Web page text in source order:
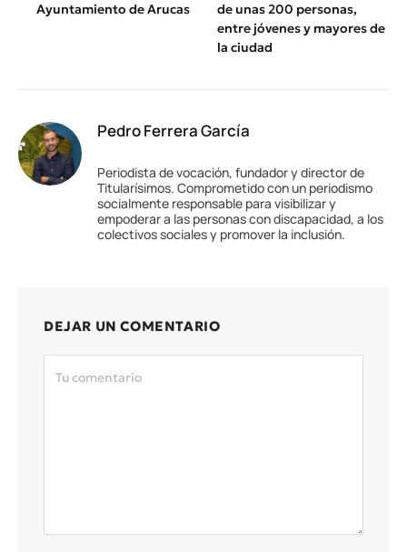
Ayuntamiento de Arucas
de unas 200 personas,
entre jóvenes y mayores de
la ciudad
Pedro Ferrera García
Periodista de vocación, fundador y director de
Titularísimos. Comprometido con un periodismo
socialmente responsable para visibilizar y
empoderar a las personas con discapacidad, a los
colectivos sociales y promover la inclusión.
DEJAR UN COMENTARIO